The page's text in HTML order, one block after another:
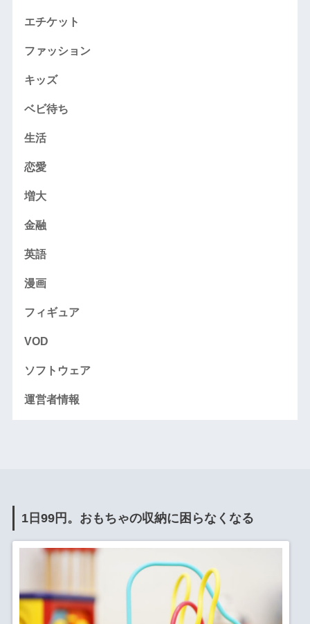
エチケット
ファッション
キッズ
ベビ待ち
生活
恋愛
増大
金融
英語
漫画
フィギュア
VOD
ソフトウェア
運営者情報
1日99円。おもちゃの収納に困らなくなる